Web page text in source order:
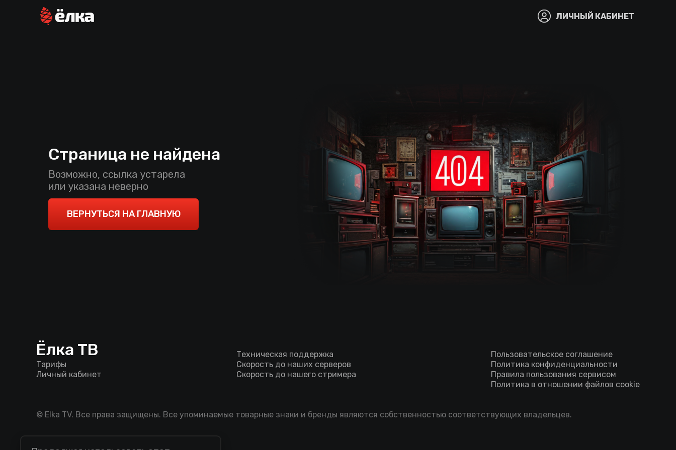
ЛИЧНЫЙ КАБИНЕТ
Страница не найдена
Возможно, ссылка устарела
или указана неверно
ВЕРНУТЬСЯ НА ГЛАВНУЮ
Ёлка ТВ
Тарифы
Личный кабинет
Техническая поддержка
Скорость до наших серверов
Скорость до нашего стримера
Пользовательское соглашение
Политика конфиденциальности
Правила пользования сервисом
Политика в отношении файлов cookie
© Elka TV. Все права защищены. Все упоминаемые товарные знаки и бренды являются собственностью соответствующих владельцев.